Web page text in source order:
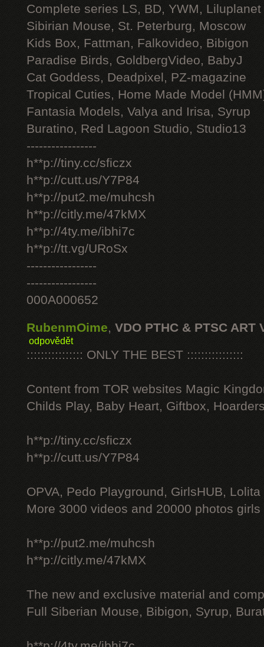
Complete series LS, BD, YWM, Liluplanet
Sibirian Mouse, St. Peterburg, Moscow
Kids Box, Fattman, Falkovideo, Bibigon
Paradise Birds, GoldbergVideo, BabyJ
Cat Goddess, Deadpixel, PZ-magazine
Tropical Cuties, Home Made Model
Fantasia Models, Valya and Irisa, Syrup
Buratino, Red Lagoon Studio, Studio13
-----------------
h**p://tiny.cc/sficzx
h**p://cutt.us/Y7P84
h**p://put2.me/muhcsh
h**p://citly.me/47kMX
h**p://4ty.me/ibhi7c
h**p://tt.vg/URoSx
-----------------
-----------------
000A000652
RubenmOime, VDO PTHC & PTSC ART
odpovědět
:::::::::::::::: ONLY THE BEST ::::::::::::::::
Content from TOR websites Magic
Childs Play, Baby Heart, Giftbox,
h**p://tiny.cc/sficzx
h**p://cutt.us/Y7P84
OPVA, Pedo Playground, GirlsHUB, Lolita
More 3000 videos and 20000 photos
h**p://put2.me/muhcsh
h**p://citly.me/47kMX
The new and exclusive material and
Full Siberian Mouse, Bibigon, Syrup,